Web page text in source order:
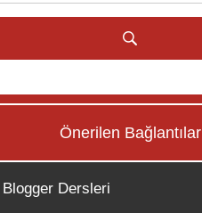
Önerilen Bağlantılar
Blogger Dersleri